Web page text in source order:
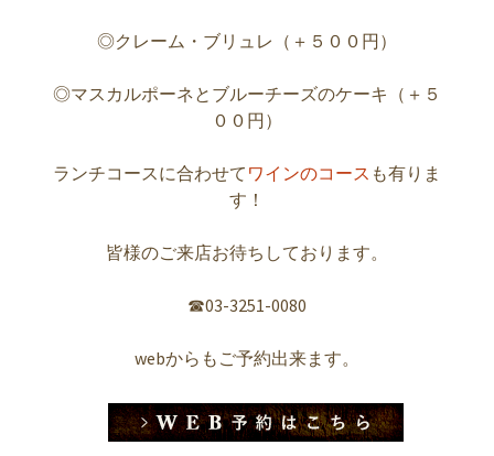
◎クレーム・ブリュレ（＋５００円）
◎マスカルポーネとブルーチーズのケーキ（＋５
００円）
ランチコースに合わせて ワインのコース も有りま
す！
皆様のご来店お待ちしております。
☎︎03-3251-0080
webからもご予約出来ます。